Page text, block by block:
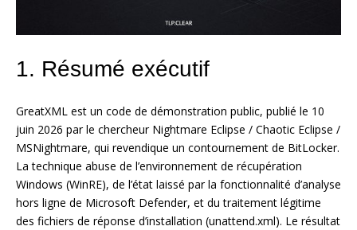
1. Résumé exécutif
GreatXML est un code de démonstration public, publié le 10
juin 2026 par le chercheur Nightmare Eclipse / Chaotic Eclipse /
MSNightmare, qui revendique un contournement de BitLocker.
La technique abuse de l’environnement de récupération
Windows (WinRE), de l’état laissé par la fonctionnalité d’analyse
hors ligne de Microsoft Defender, et du traitement légitime
des fichiers de réponse d’installation (unattend.xml). Le résultat